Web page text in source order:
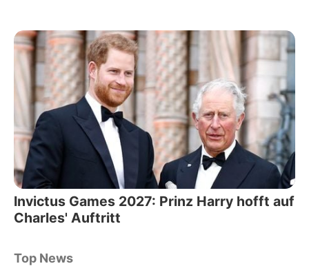
Invictus Games 2027: Prinz Harry hofft auf
Charles' Auftritt
Top News